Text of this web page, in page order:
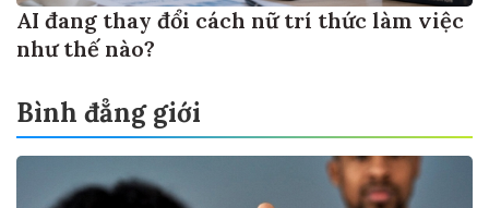
AI đang thay đổi cách nữ trí thức làm việc
như thế nào?
Bình đẳng giới